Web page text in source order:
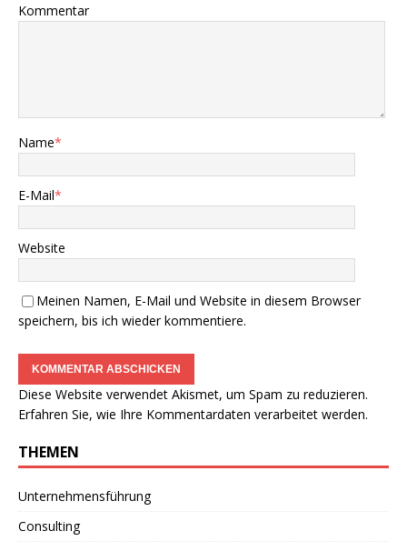
Kommentar
Name*
E-Mail*
Website
Meinen Namen, E-Mail und Website in diesem Browser
speichern, bis ich wieder kommentiere.
Diese Website verwendet Akismet, um Spam zu reduzieren.
Erfahren Sie, wie Ihre Kommentardaten verarbeitet werden.
THEMEN
Unternehmensführung
Consulting